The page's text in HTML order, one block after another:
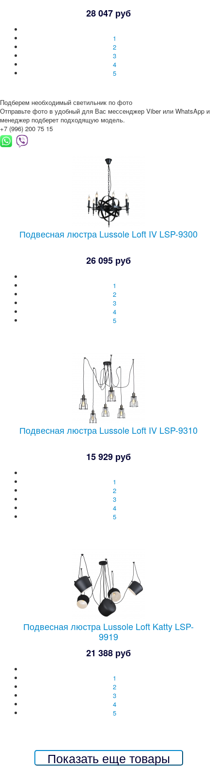
28 047 руб
1
2
3
4
5
Подберем необходимый светильник по фото
Отправьте фото в удобный для Вас мессенджер Viber или WhatsApp и
менеджер подберет подходящую модель.
+7 (996) 200 75 15
Подвесная люстра Lussole Loft IV LSP-9300
26 095 руб
1
2
3
4
5
Подвесная люстра Lussole Loft IV LSP-9310
15 929 руб
1
2
3
4
5
Подвесная люстра Lussole Loft Katty LSP-
9919
21 388 руб
1
2
3
4
5
Показать еще товары